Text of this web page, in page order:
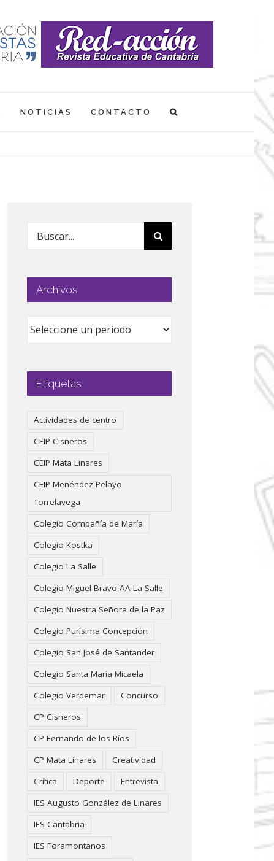
NOTICIAS CONTACTO
Buscar:
Archivos
Etiquetas
Actividades de centro
CEIP Cisneros
CEIP Mata Linares
CEIP Menéndez Pelayo
Torrelavega
Colegio Compañía de María
Colegio Kostka
Colegio La Salle
Colegio Miguel Bravo-AA La Salle
Colegio Nuestra Señora de la Paz
Colegio Purísima Concepción
Colegio San José de Santander
Colegio Santa María Micaela
Colegio Verdemar
Concurso
CP Cisneros
CP Fernando de los Ríos
CP Mata Linares
Creatividad
Crítica
Deporte
Entrevista
IES Augusto González de Linares
IES Cantabria
IES Foramontanos